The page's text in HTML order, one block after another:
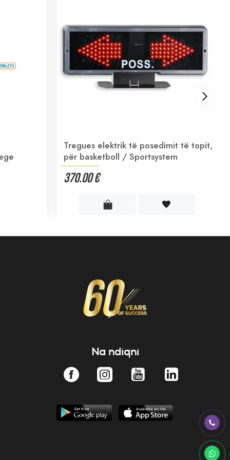
Tregues elektrik të posedimit të topit,
për basketboll / Sportsystem
370.00 €
Na ndiqni